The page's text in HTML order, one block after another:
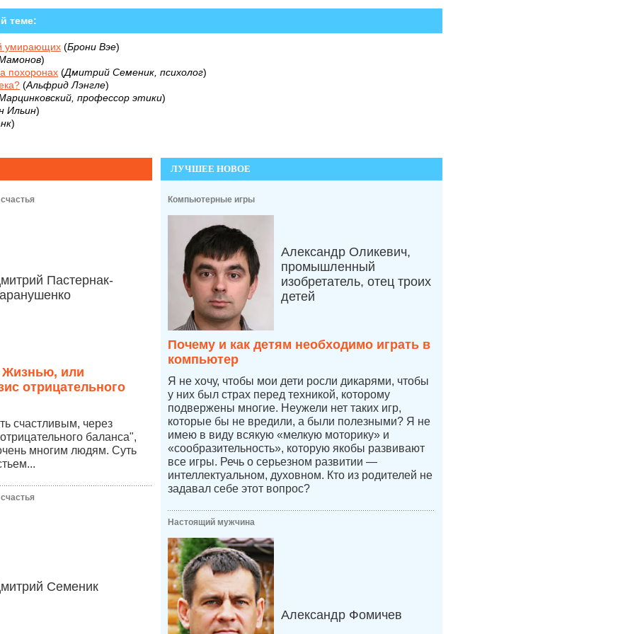
теме:
умирающих (Брони Вэе)
)
похоронах (Дмитрий Семеник, психолог)
(Альфрид Лэнгле)
профессор этики)
Ильин)
)
Пастернак-
Жизнью, или
отрицательного
счастливым, через
баланса",
многим людям. Суть
Семеник
ЛУЧШЕЕ НОВОЕ
Компьютерные игры
Александр Оликевич,
промышленный
изобретатель, отец троих
детей
Почему и как детям необходимо играть в
компьютер
Я не хочу, чтобы мои дети росли дикарями, чтобы
у них был страх перед техникой, которому
подвержены многие. Неужели нет таких игр,
которые бы не вредили, а были полезными? Я не
имею в виду всякую «мелкую моторику» и
«сообразительность», которую якобы развивают
все игры. Речь о серьезном развитии —
интеллектуальном, духовном. Кто из родителей не
задавал себе этот вопрос?
Настоящий мужчина
Александр Фомичев